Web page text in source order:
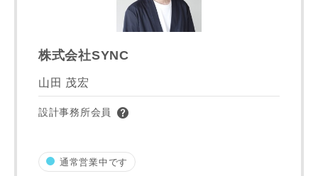
株式会社SYNC
山田 茂宏
設計事務所会員
通常営業中です